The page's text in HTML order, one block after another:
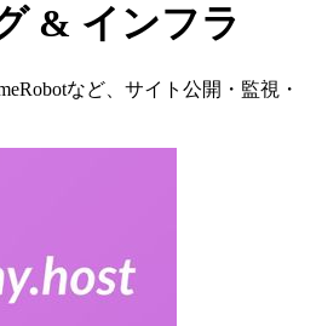
& インフラ
など、サイト公開・監視・